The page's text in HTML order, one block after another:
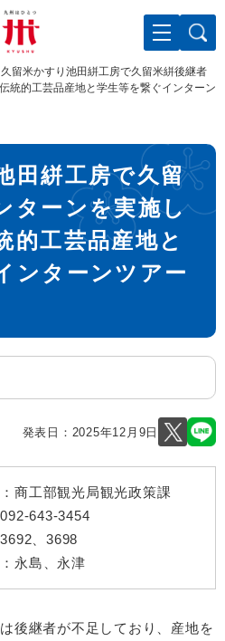
久留米かすり池田絣工房で久留米絣後継者
統的工芸品産地と学生等を繋ぐインターン
田絣工房で久留
ターンを実施し
工芸品産地と
ンターンツアー
発表日： 2025年12月9日
商工部観光局観光政策課
092-643-3454
3692、3698
永島、永津
後継者が不足しており、産地を